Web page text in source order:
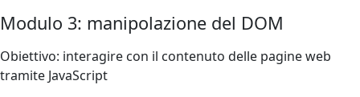
Modulo 3: manipolazione del DOM
Obiettivo: interagire con il contenuto delle pagine web
tramite JavaScript